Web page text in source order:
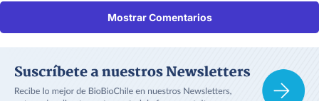
Mostrar Comentarios